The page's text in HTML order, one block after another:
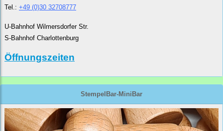
Tel.: +49 (0)30 32708777
U-Bahnhof Wilmersdorfer Str.
S-Bahnhof Charlottenburg
Öffnungszeiten
StempelBar-MiniBar